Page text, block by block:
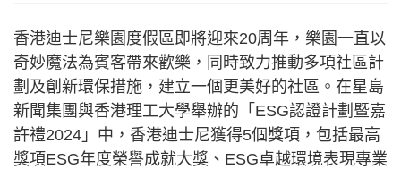
香港迪士尼樂園度假區即將迎來20周年，樂園一直以
奇妙魔法為賓客帶來歡樂，同時致力推動多項社區計
劃及創新環保措施，建立一個更美好的社區。在星島
新聞集團與香港理工大學舉辦的「ESG認證計劃暨嘉
許禮2024」中，香港迪士尼獲得5個獎項，包括最高
獎項ESG年度榮譽成就大獎、ESG卓越環境表現專業